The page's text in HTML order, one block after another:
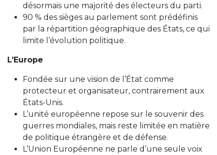
désormais une majorité des électeurs du parti.
90 % des sièges au parlement sont prédéfinis
par la répartition géographique des États, ce qui
limite l’évolution politique.
L’Europe
Fondée sur une vision de l’État comme
protecteur et organisateur, contrairement aux
États-Unis.
L’unité européenne repose sur le souvenir des
guerres mondiales, mais reste limitée en matière
de politique étrangère et de défense.
L’Union Européenne ne parle d’une seule voix